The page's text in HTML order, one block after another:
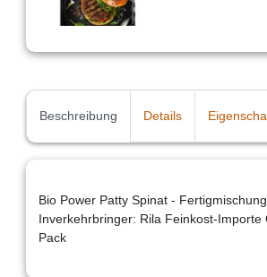
Beschreibung Details
Bio Power Patty Spinat -
Inverkehrbringer: Rila Feinkost-
Pack